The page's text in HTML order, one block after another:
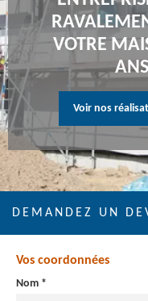
VOTRE
Voir nos
DEMANDEZ UN
Vos coordonnées
Nom *